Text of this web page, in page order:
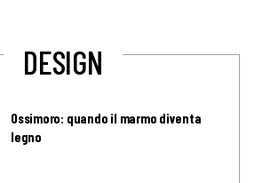
DESIGN
Ossimoro: quando il marmo diventa
legno